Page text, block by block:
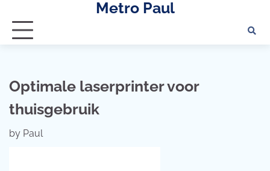
content
Metro Paul
Optimale laserprinter voor
thuisgebruik
by Paul